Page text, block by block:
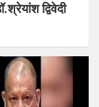
द्विवेदी